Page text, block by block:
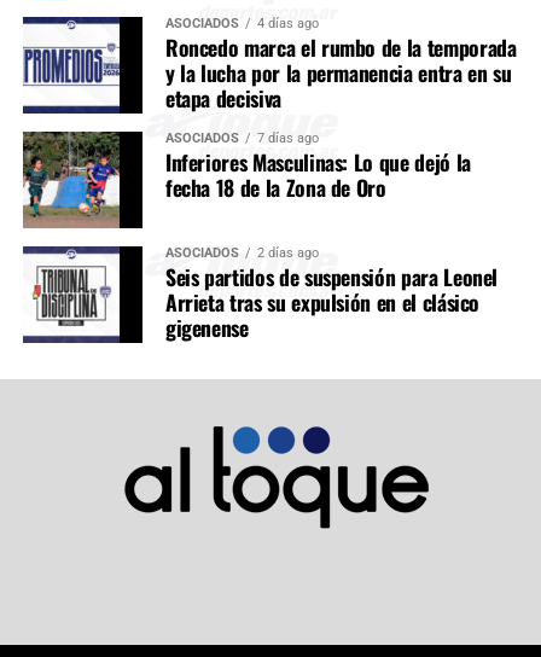
ASOCIADOS 4 días ago
Roncedo marca el rumbo de la temporada
y la lucha por la permanencia entra en su
etapa decisiva
ASOCIADOS 7 días ago
Inferiores Masculinas: Lo que dejó la
fecha 18 de la Zona de Oro
ASOCIADOS 2 días ago
Seis partidos de suspensión para Leonel
Arrieta tras su expulsión en el clásico
gigenense